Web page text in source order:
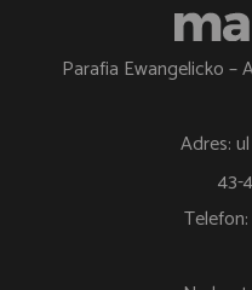
Parafia Ewangelicko –
Adres:
43-